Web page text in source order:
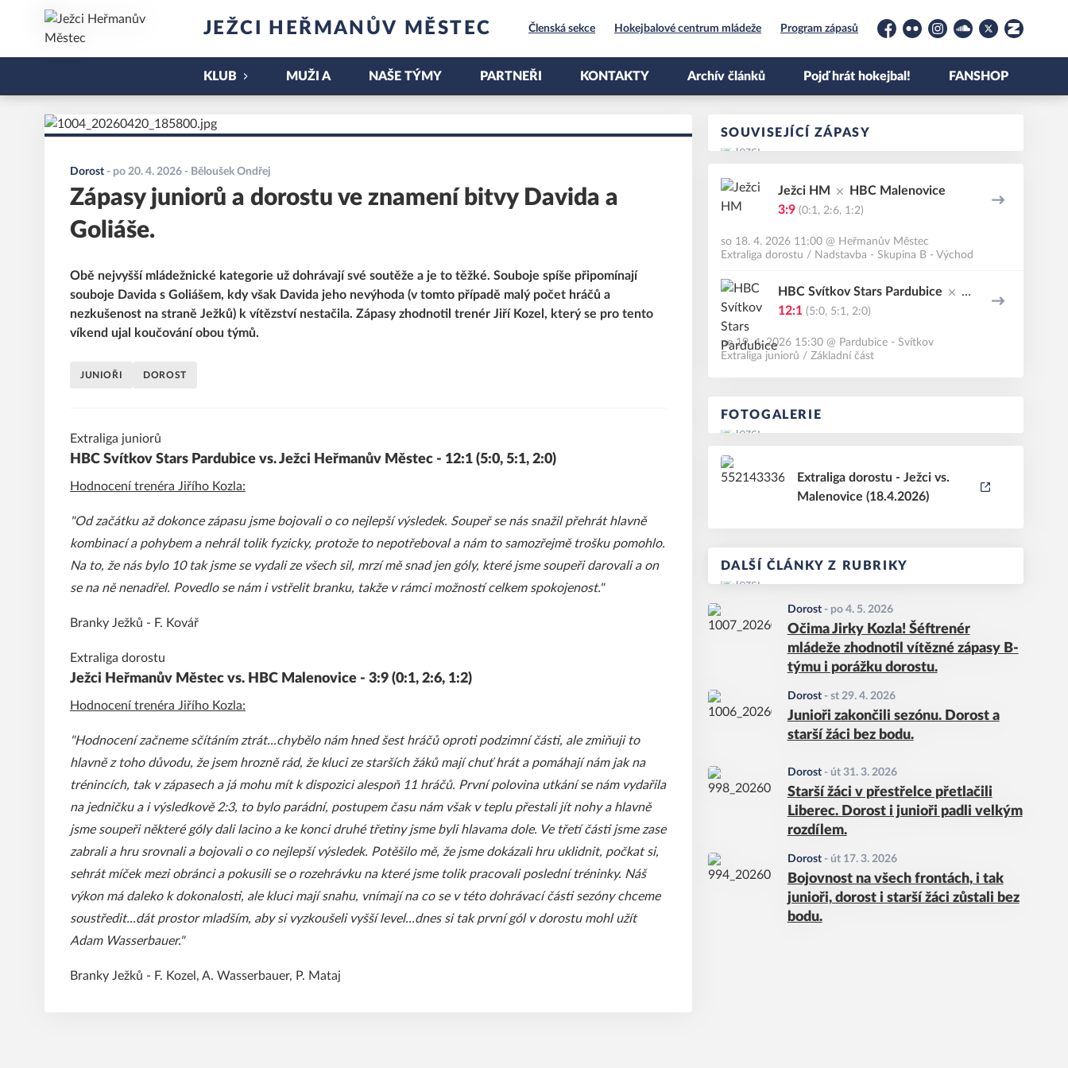
JEŽCI HEŘMANŮV MĚSTEC Členská sekce Hokejbalové centrum mládeže Program zápasů
Facebook
FlickrInstagramSoundcloud
Platform XZonerama
KLUB MUŽI A NAŠE TÝMY PARTNEŘI KONTAKTY Archív článků Pojď hrát hokejbal! FANSHOP
SOUVISEJÍCÍ ZÁPASY
Ježci HM
HBC Malenovice
3:9 (0:1, 2:6, 1:2)
so 18. 4. 2026 11:00@ Heřmanův Městec
Extraliga dorostu / Nadstavba - Skupina B - Východ
HBC Svítkov Stars Pardubice
Je
žci HM
12:1 (5:0, 5:1, 2:0)
ne 19. 4. 2026 15:30@ Pardubice - Svítkov
Extraliga juniorů / Základní část
FOTOGALERIE
Extraliga dorostu - Ježci vs.
Malenovice (18.4.2026)
DALŠÍ ČLÁNKY Z RUBRIKY
Dorost- po 4. 5. 2026
Očima Jirky Kozla! Šéftrenér
mládeže zhodnotil vítězné zápasy B-
týmu i porážku dorostu.
Dorost- st 29. 4. 2026
Junioři zakončili sezónu. Dorost a
starší žáci bez bodu.
Dorost- út 31. 3. 2026
Starší žáci v přestřelce přetlačili
Liberec. Dorost i junioři padli velkým
rozdílem.
Dorost- út 17. 3. 2026
Bojovnost na všech frontách, i tak
junioři, dorost i starší žáci zůstali bez
bodu.
Dorost - po 20. 4. 2026 - Běloušek Ondřej
Zápasy juniorů a dorostu ve znamení bitvy Davida a
Goliáše.
Obě nejvyšší mládežnické kategorie už dohrávají své soutěže a je to těžké. Souboje spíše připomínají
souboje Davida s Goliášem, kdy však Davida jeho nevýhoda (v tomto případě malý počet hráčů a
nezkušenost na straně Ježků) k vítězství nestačila. Zápasy zhodnotil trenér Jiří Kozel, který se pro tento
víkend ujal koučování obou týmů.
JUNIOŘI DOROST
Extraliga juniorů
HBC Svítkov Stars Pardubice vs. Ježci Heřmanův Městec - 12:1 (5:0, 5:1, 2:0)
Hodnocení trenéra Jiřího Kozla:
"Od začátku až dokonce zápasu jsme bojovali o co nejlepší výsledek. Soupeř se nás snažil přehrát hlavně
kombinací a pohybem a nehrál tolik fyzicky, protože to nepotřeboval a nám to samozřejmě trošku pomohlo.
Na to, že nás bylo 10 tak jsme se vydali ze všech sil, mrzí mě snad jen góly, které jsme soupeři darovali a on
se na ně nenadřel. Povedlo se nám i vstřelit branku, takže v rámci možností celkem spokojenost."
Branky Ježků - F. Kovář
Extraliga dorostu
Ježci Heřmanův Městec vs. HBC Malenovice - 3:9 (0:1, 2:6, 1:2)
Hodnocení trenéra Jiřího Kozla:
"Hodnocení začneme sčítáním ztrát...chybělo nám hned šest hráčů oproti podzimní části, ale zmiňuji to
hlavně z toho důvodu, že jsem hrozně rád, že kluci ze starších žáků mají chuť hrát a pomáhají nám jak na
trénincích, tak v zápasech a já mohu mít k dispozici alespoň 11 hráčů. První polovina utkání se nám vydařila
na jedničku a i výsledkově 2:3, to bylo parádní, postupem času nám však v teplu přestali jít nohy a hlavně
jsme soupeři některé góly dali lacino a ke konci druhé třetiny jsme byli hlavama dole. Ve třetí části jsme zase
zabrali a hru srovnali a bojovali o co nejlepší výsledek. Potěšilo mě, že jsme dokázali hru uklidnit, počkat si,
sehrát míček mezi obránci a pokusili se o rozehrávku na které jsme tolik pracovali poslední tréninky. Náš
výkon má daleko k dokonalosti, ale kluci mají snahu, vnímají na co se v této dohrávací části sezóny chceme
soustředit...dát prostor mladším, aby si vyzkoušeli vyšší level...dnes si tak první gól v dorostu mohl užít
Adam Wasserbauer."
Branky Ježků - F. Kozel, A. Wasserbauer, P. Mataj